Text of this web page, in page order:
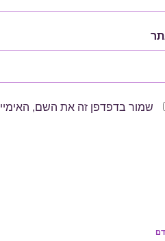
שמור בדפדפן זה את השם,